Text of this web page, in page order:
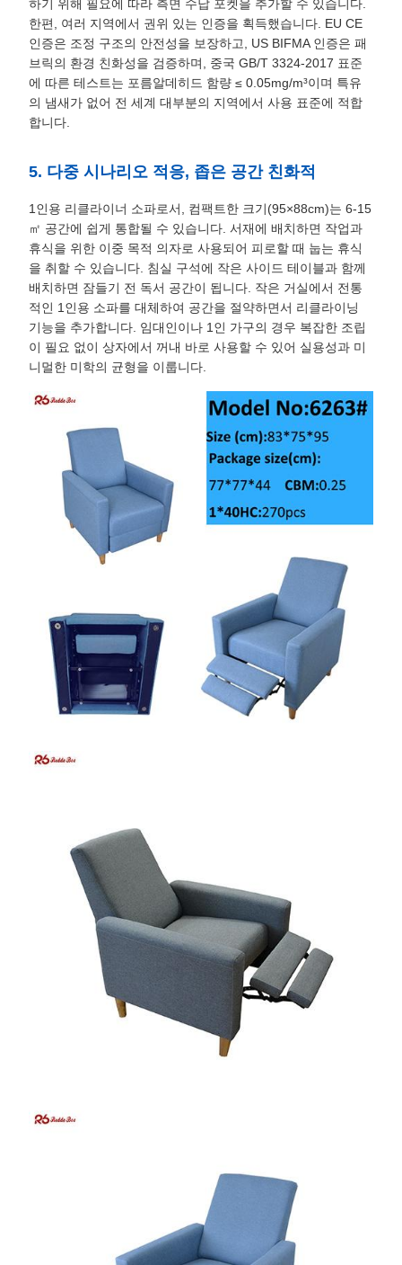
하기 위해 필요에 따라 측면 수납 포켓을 추가할 수 있습니다.
한편, 여러 지역에서 권위 있는 인증을 획득했습니다. EU CE
인증은 조정 구조의 안전성을 보장하고, US BIFMA 인증은 패
브릭의 환경 친화성을 검증하며, 중국 GB/T 3324-2017 표준
에 따른 테스트는 포름알데히드 함량 ≤ 0.05mg/m³이며 특유
의 냄새가 없어 전 세계 대부분의 지역에서 사용 표준에 적합
합니다.
5. 다중 시나리오 적응, 좁은 공간 친화적
1인용 리클라이너 소파로서, 컴팩트한 크기(95×88cm)는 6-15
㎡ 공간에 쉽게 통합될 수 있습니다. 서재에 배치하면 작업과
휴식을 위한 이중 목적 의자로 사용되어 피로할 때 눕는 휴식
을 취할 수 있습니다. 침실 구석에 작은 사이드 테이블과 함께
배치하면 잠들기 전 독서 공간이 됩니다. 작은 거실에서 전통
적인 1인용 소파를 대체하여 공간을 절약하면서 리클라이닝
기능을 추가합니다. 임대인이나 1인 가구의 경우 복잡한 조립
이 필요 없이 상자에서 꺼내 바로 사용할 수 있어 실용성과 미
니멀한 미학의 균형을 이룹니다.